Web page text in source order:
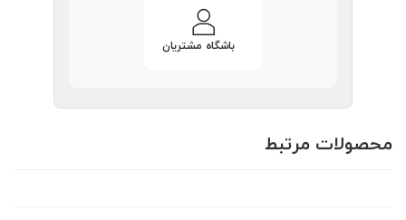
باشگاه مشتریان
محصولات مرتبط